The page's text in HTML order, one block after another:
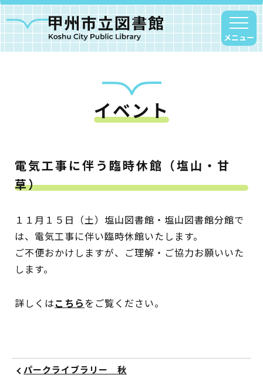
メニュー
イベント
電気工事に伴う臨時休館（塩山・甘
草）
１１月１５日（土）塩山図書館・塩山図書館分館で
は、電気工事に伴い臨時休館いたします。
ご不便おかけしますが、ご理解・ご協力お願いいた
します。
詳しくはこちらをご覧ください。
パークライブラリー 秋
甲州市図書館について
塩山図書館
甘草屋敷子ども図書館
読書アニマシオン
お知らせ
図書館地図PDF
マンガ「雨宮敬二郎」